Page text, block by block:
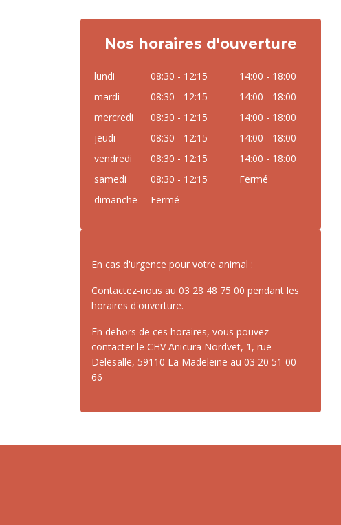
Nos horaires d'ouverture
lundi 08:30 - 12:15
14:00 - 18:00
mardi
08:30 - 12:15
14:00 - 18:00
mercredi
08:30 - 12:15
14:00 - 18:00
jeudi
08:30 - 12:15
14:00 - 18:00
vendredi
08:30 - 12:15
14:00 - 18:00
samedi
08:30 - 12:15
Fermé
dimanche
Fermé
En cas d'urgence pour votre animal :
Contactez-nous au 03 28 48 75 00 pendant les
horaires d'ouverture.
En dehors de ces horaires, vous pouvez
contacter le CHV Anicura Nordvet, 1, rue
Delesalle, 59110 La Madeleine au 03 20 51 00
66